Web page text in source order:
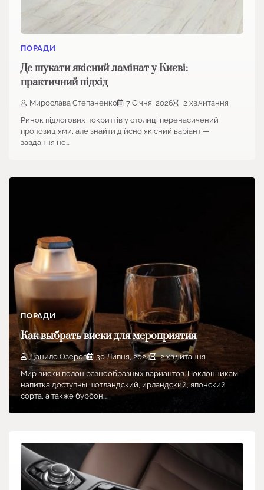
ПОРАДИ
Де шукати якісний ламінат у Києві:
практичний підхід
Мирослава Степаненко 7 Січня, 2026
2 хв.читання
Ринок підлогових покриттів у столиці перенасичений
пропозиціями, але знайти дійсно якісний варіант —
завдання не…
ПОРАДИ
Как выбрать виски для мероприятия
Данило Озеров 30 Липня, 2024
2 хв.читання
Мир виски полон разнообразных вариантов. Поклонникам
напитка доступны шотландский, ирландский, японский
сорта, а также бурбон.…